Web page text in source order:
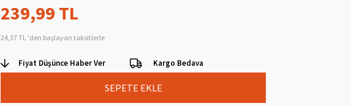
239,99 TL
24,37 TL 'den başlayan taksitlerle
Fiyat Düşünce Haber Ver Kargo Bedava